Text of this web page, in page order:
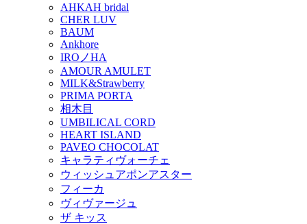
AHKAH bridal
CHER LUV
BAUM
Ankhore
IROノHA
AMOUR AMULET
MILK&Strawberry
PRIMA PORTA
相木目
UMBILICAL CORD
HEART ISLAND
PAVEO CHOCOLAT
キャラティヴォーチェ
ウィッシュアポンアスター
フィーカ
ヴィヴァージュ
ザ キッス